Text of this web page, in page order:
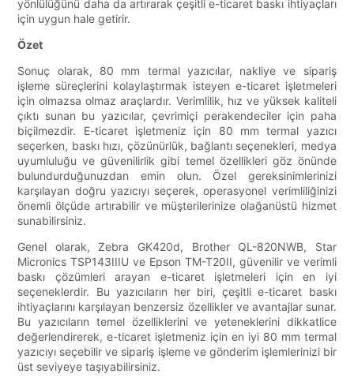
yönlülüğünü daha da artırarak çeşitli e-ticaret baskı ihtiyaçları
için uygun hale getirir.
Özet
Sonuç olarak, 80 mm termal yazıcılar, nakliye ve sipariş
işleme süreçlerini kolaylaştırmak isteyen e-ticaret işletmeleri
için olmazsa olmaz araçlardır. Verimlilik, hız ve yüksek kaliteli
çıktı sunan bu yazıcılar, çevrimiçi perakendeciler için paha
biçilmezdir. E-ticaret işletmeniz için 80 mm termal yazıcı
seçerken, baskı hızı, çözünürlük, bağlantı seçenekleri, medya
uyumluluğu ve güvenilirlik gibi temel özellikleri göz önünde
bulundurduğunuzdan emin olun. Özel gereksinimlerinizi
karşılayan doğru yazıcıyı seçerek, operasyonel verimliliğinizi
önemli ölçüde artırabilir ve müşterilerinize olağanüstü hizmet
sunabilirsiniz.
Genel olarak, Zebra GK420d, Brother QL-820NWB, Star
Micronics TSP143IIIU ve Epson TM-T20II, güvenilir ve verimli
baskı çözümleri arayan e-ticaret işletmeleri için en iyi
seçeneklerdir. Bu yazıcıların her biri, çeşitli e-ticaret baskı
ihtiyaçlarını karşılayan benzersiz özellikler ve avantajlar sunar.
Bu yazıcıların temel özelliklerini ve yeteneklerini dikkatlice
değerlendirerek, e-ticaret işletmeniz için en iyi 80 mm termal
yazıcıyı seçebilir ve sipariş işleme ve gönderim işlemlerinizi bir
üst seviyeye taşıyabilirsiniz.